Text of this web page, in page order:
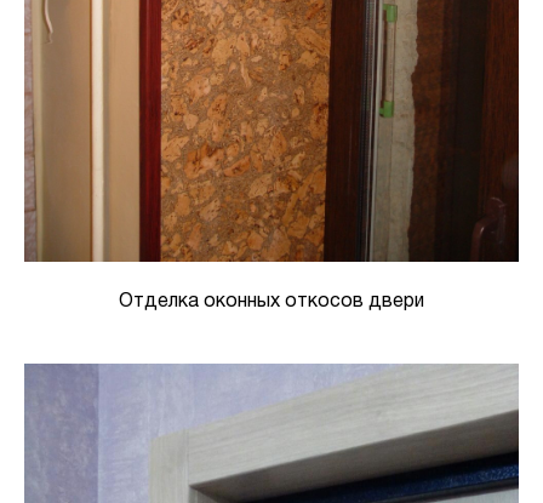
Отделка оконных откосов двери